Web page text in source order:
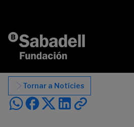
Tornar a Notícies